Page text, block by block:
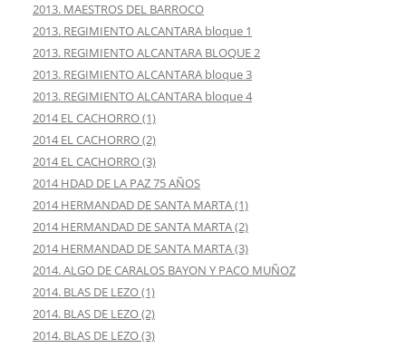
2013. MAESTROS DEL BARROCO
2013. REGIMIENTO ALCANTARA bloque 1
2013. REGIMIENTO ALCANTARA BLOQUE 2
2013. REGIMIENTO ALCANTARA bloque 3
2013. REGIMIENTO ALCANTARA bloque 4
2014 EL CACHORRO (1)
2014 EL CACHORRO (2)
2014 EL CACHORRO (3)
2014 HDAD DE LA PAZ 75 AÑOS
2014 HERMANDAD DE SANTA MARTA (1)
2014 HERMANDAD DE SANTA MARTA (2)
2014 HERMANDAD DE SANTA MARTA (3)
2014. ALGO DE CARALOS BAYON Y PACO MUÑOZ
2014. BLAS DE LEZO (1)
2014. BLAS DE LEZO (2)
2014. BLAS DE LEZO (3)